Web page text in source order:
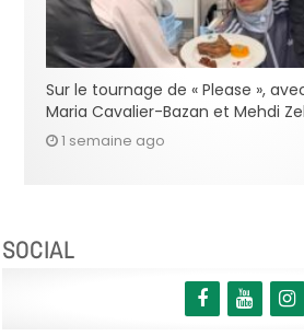
Sur le tournage de « Please »,
Maria Cavalier-Bazan et Mehdi
1 semaine ago
SOCIAL